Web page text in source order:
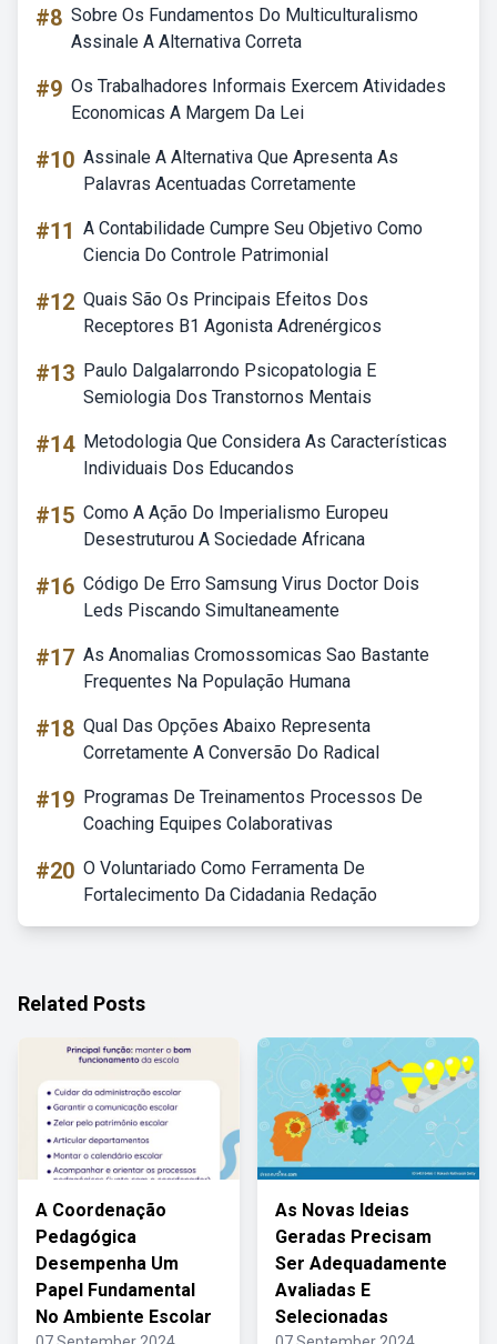
#8 Sobre Os Fundamentos Do Multiculturalismo
Assinale A Alternativa Correta
#9 Os Trabalhadores Informais Exercem Atividades
Economicas A Margem Da Lei
#10 Assinale A Alternativa Que Apresenta As
Palavras Acentuadas Corretamente
#11 A Contabilidade Cumpre Seu Objetivo Como
Ciencia Do Controle Patrimonial
#12 Quais São Os Principais Efeitos Dos
Receptores B1 Agonista Adrenérgicos
#13 Paulo Dalgalarrondo Psicopatologia E
Semiologia Dos Transtornos Mentais
#14 Metodologia Que Considera As Características
Individuais Dos Educandos
#15 Como A Ação Do Imperialismo Europeu
Desestruturou A Sociedade Africana
#16 Código De Erro Samsung Virus Doctor Dois
Leds Piscando Simultaneamente
#17 As Anomalias Cromossomicas Sao Bastante
Frequentes Na População Humana
#18 Qual Das Opções Abaixo Representa
Corretamente A Conversão Do Radical
#19 Programas De Treinamentos Processos De
Coaching Equipes Colaborativas
#20 O Voluntariado Como Ferramenta De
Fortalecimento Da Cidadania Redação
Related Posts
A Coordenação
Pedagógica
Desempenha Um
Papel Fundamental
No Ambiente Escolar
As Novas Ideias
Geradas Precisam
Ser Adequadamente
Avaliadas E
Selecionadas